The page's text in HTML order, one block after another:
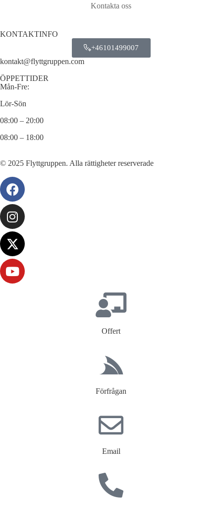
Kontakta oss
KONTAKTINFO
+46101499007
kontakt@flyttgruppen.com
ÖPPETTIDER
Mån-Fre:
Lör-Sön
08:00 – 20:00
08:00 – 18:00
© 2025 Flyttgruppen. Alla rättigheter reserverade
Offert
Förfrågan
Email